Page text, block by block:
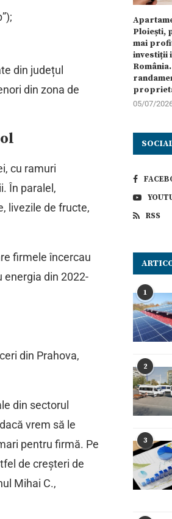
din județul
din zona de
cu ramuri
În paralel,
livezile de fructe,
firmele încercau
energia din 2022-
din Prahova,
din sectorul
vrem să le
pentru firmă. Pe
de creșteri de
Mihai C.,
Ploiești,
mai
investiții
05/07/
RSS
1
2
3